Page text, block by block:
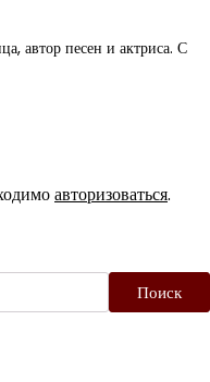
автор песен и актриса. С
авторизоваться.
Поиск